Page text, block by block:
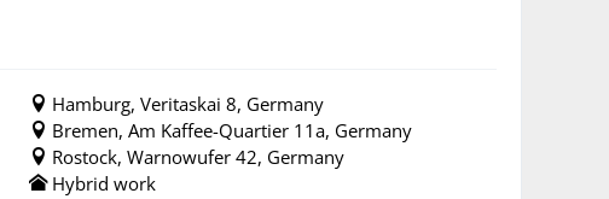
Hamburg, Veritaskai 8, Germany
Bremen, Am Kaffee-Quartier 11a, Germany
Rostock, Warnowufer 42, Germany
Hybrid work